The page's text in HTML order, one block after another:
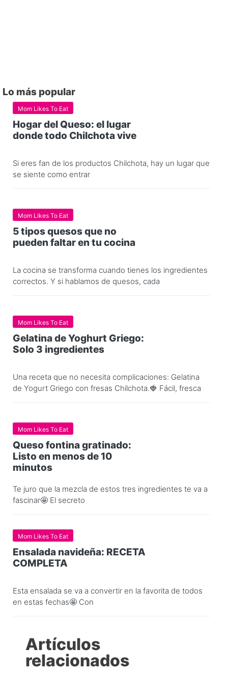
Lo más popular
Mom Likes To Eat
Hogar del Queso: el lugar
donde todo Chilchota vive
Si eres fan de los productos Chilchota, hay un lugar que
se siente como entrar
Mom Likes To Eat
5 tipos quesos que no
pueden faltar en tu cocina
La cocina se transforma cuando tienes los ingredientes
correctos. Y si hablamos de quesos, cada
Mom Likes To Eat
Gelatina de Yoghurt Griego:
Solo 3 ingredientes
Una receta que no necesita complicaciones: Gelatina
de Yogurt Griego con fresas Chilchota.🍓 Fácil, fresca
Mom Likes To Eat
Queso fontina gratinado:
Listo en menos de 10
minutos
Te juro que la mezcla de estos tres ingredientes te va a
fascinar🤩 El secreto
Mom Likes To Eat
Ensalada navideña: RECETA
COMPLETA
Esta ensalada se va a convertir en la favorita de todos
en estas fechas🤩 Con
Artículos
relacionados